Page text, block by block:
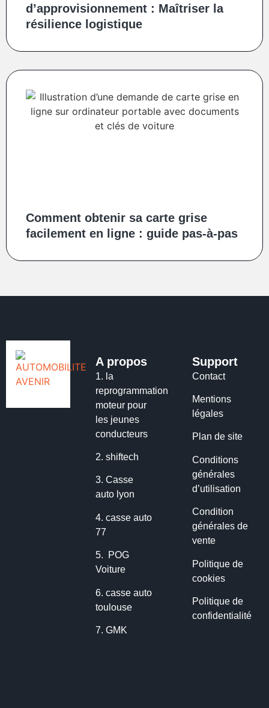
d’approvisionnement : Maîtriser la
résilience logistique
Comment obtenir sa carte grise
facilement en ligne : guide pas-à-pas
A propos
1. la
reprogrammation
moteur pour
les jeunes
conducteurs
2.shiftech
3.Casse
auto lyon
4.casse auto
77
5. POG
Voiture
6.casse auto
toulouse
7.GMK
Support
Contact
Mentions
légales
Plan de site
Conditions
générales
d’utilisation
Condition
générales de
vente
Politique de
cookies
Politique de
confidentialité